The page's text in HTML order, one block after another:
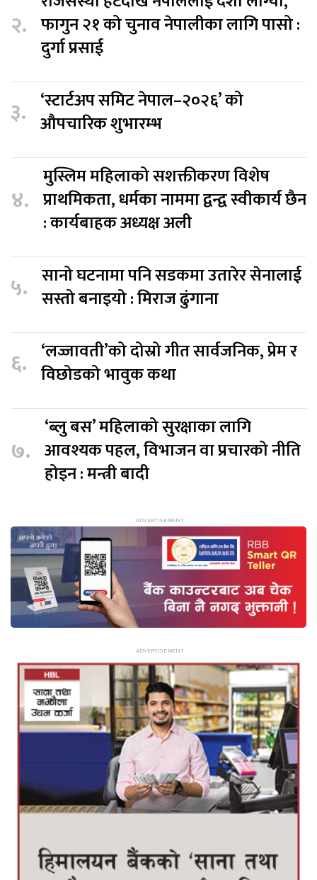
२. फागुन २१ को चुनाव नेपालीका लागि पासो :
दुर्गा प्रसाई
३. ‘स्टार्टअप समिट नेपाल–२०२६’ को
औपचारिक शुभारम्भ
४.
मुस्लिम महिलाको सशक्तीकरण विशेष
प्राथमिकता, धर्मका नाममा द्वन्द्व स्वीकार्य छैन
: कार्यबाहक अध्यक्ष अली
५. सानो घटनामा पनि सडकमा उतारेर सेनालाई
सस्तो बनाइयो : मिराज ढुंगाना
६. ‘लज्जावती’को दोस्रो गीत सार्वजनिक, प्रेम र
विछोडको भावुक कथा
७.
‘ब्लु बस’ महिलाको सुरक्षाका लागि
आवश्यक पहल, विभाजन वा प्रचारको नीति
होइन : मन्त्री बादी